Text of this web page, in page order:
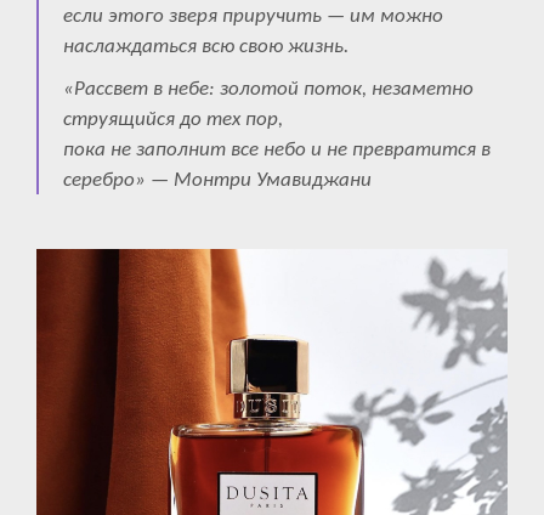
если этого зверя приручить — им можно
наслаждаться всю свою жизнь.
«Рассвет в небе: золотой поток, незаметно
струящийся до тех пор,
пока не заполнит все небо и не превратится в
серебро» — Монтри Умавиджани